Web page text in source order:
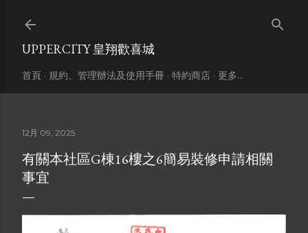
UPPERCITY 皇翔歡喜城
首頁 規約、管理辦法及使用手冊 特約商店 更多…
12月 09, 2025
有關本社區G棟16樓之6簡易裝修申請相關
事宜